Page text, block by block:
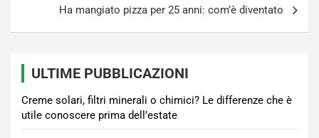
Ha mangiato pizza per 25 anni: com’è diventato
ULTIME PUBBLICAZIONI
Creme solari, filtri minerali o chimici? Le differenze che è
utile conoscere prima dell’estate